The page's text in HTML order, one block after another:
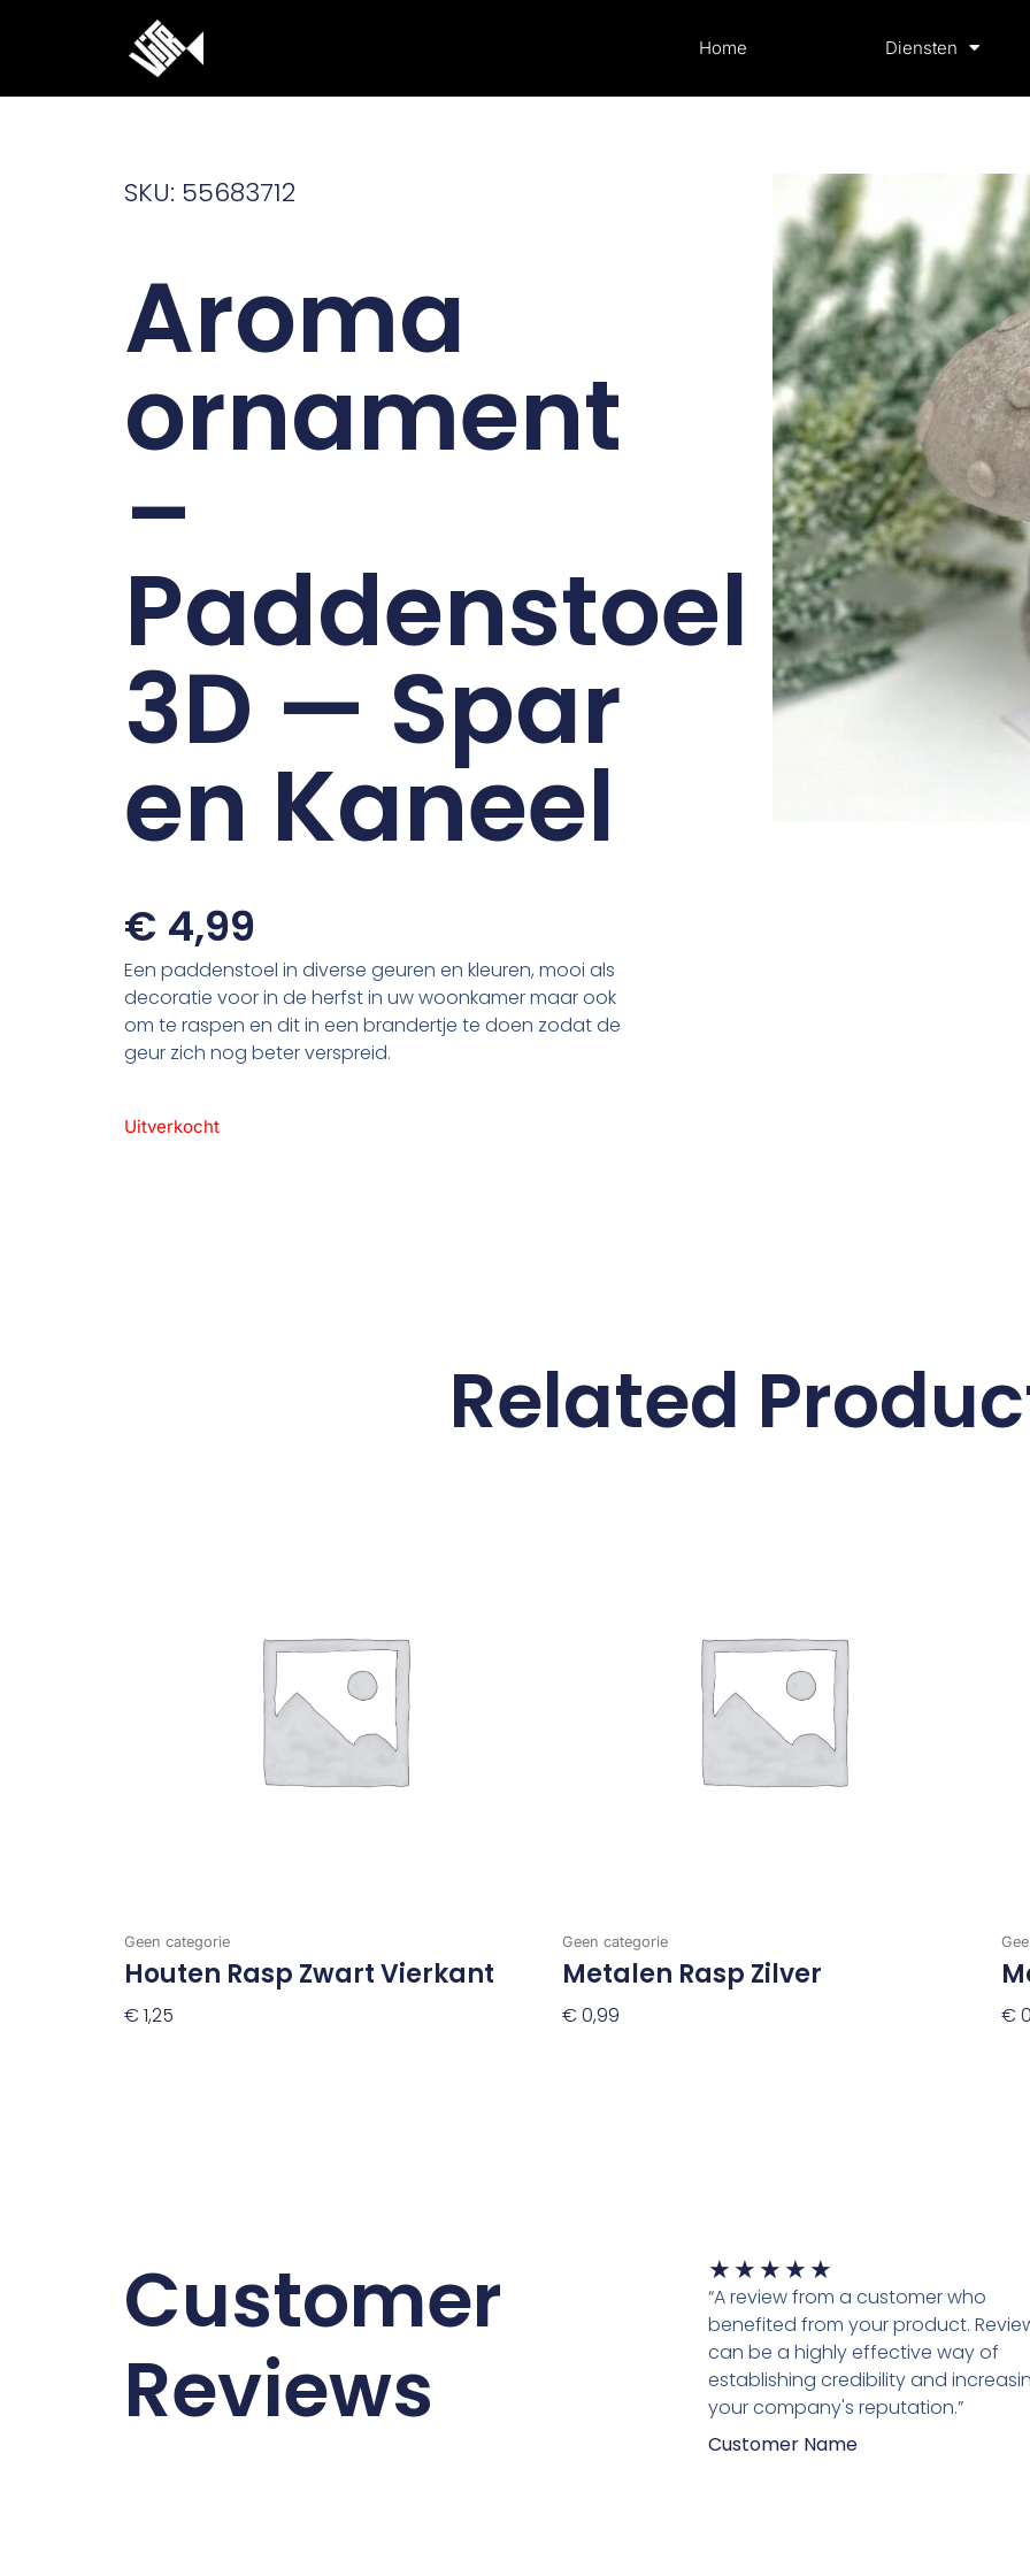
inhoud
Home Diensten
SKU: 55683712
Aroma
ornament
–
Paddenstoel
3D — Spar
en Kaneel
€4,99
Een paddenstoel in diverse geuren en kleuren, mooi als
decoratie voor in de herfst in uw woonkamer maar ook
om te raspen en dit in een brandertje te doen zodat de
geur zich nog beter verspreid.
Uitverkocht
Related
Geen categorie
Houten Rasp Zwart Vierkant
€1,25
Geen categorie
Metalen Rasp Zilver
€0,99
€
Customer
Reviews
★ ★ ★ ★ ★
5
van
5
“A review from a customer who
benefited from your product.
can be a highly effective way of
establishing credibility and
your company's reputation.”
Customer Name